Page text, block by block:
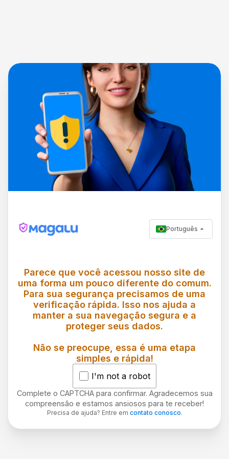
Português
Parece que você acessou nosso site de
uma forma um pouco diferente do comum.
Para sua segurança precisamos de uma
verificação rápida. Isso nos ajuda a
manter a sua navegação segura e a
proteger seus dados.
Não se preocupe, essa é uma etapa
simples e rápida!
I'm not a robot
Complete o CAPTCHA para confirmar. Agradecemos sua
compreensão e estamos ansiosos para te receber!
Precisa de ajuda? Entre em contato conosco.